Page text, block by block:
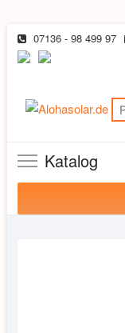
Skip 07136 - 98 499 97
Katalog